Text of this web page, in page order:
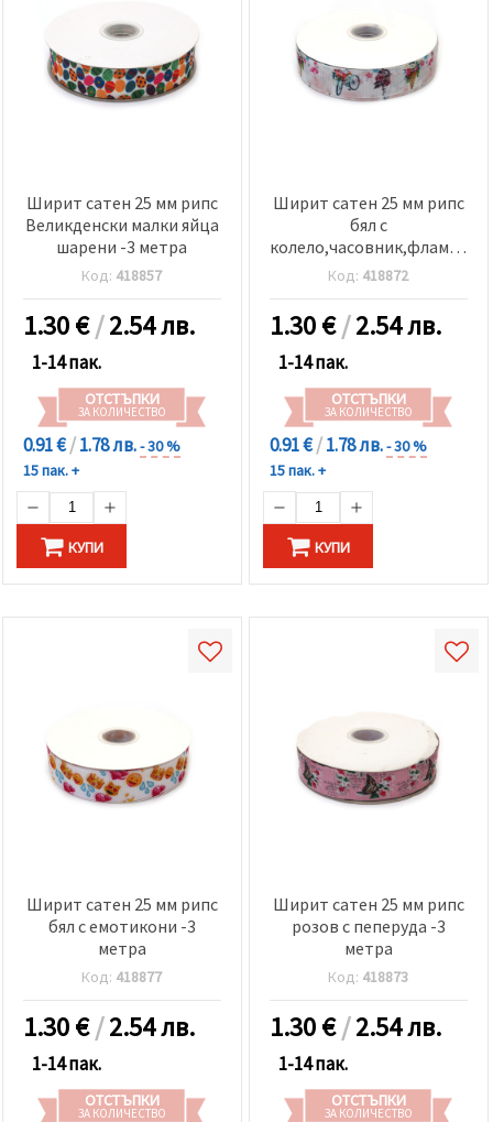
Ширит сатен 25 мм рипс
Великденски малки яйца
шарени -3 метра
Код: 418857
1.30€/2.54 лв.
1-14 пак.
ОТСТЪПКИ
ЗА КОЛИЧЕСТВО
0.91 €/1.78 лв.- 30 %
15 пак. +
КУПИ
Ширит сатен 25 мм рипс
бял с
колело,часовник,фламинго
-3 метра
Код: 418872
1.30€/2.54 лв.
1-14 пак.
ОТСТЪПКИ
ЗА КОЛИЧЕСТВО
0.91 €/1.78 лв.- 30 %
15 пак. +
КУПИ
Ширит сатен 25 мм рипс
бял с емотикони -3
метра
Код: 418877
1.30€/2.54 лв.
1-14 пак.
ОТСТЪПКИ
ЗА КОЛИЧЕСТВО
Ширит сатен 25 мм рипс
розов с пеперуда -3
метра
Код: 418873
1.30€/2.54 лв.
1-14 пак.
ОТСТЪПКИ
ЗА КОЛИЧЕСТВО